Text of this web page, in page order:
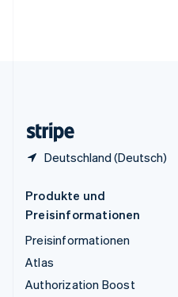
Deutschland (Deutsch)
Produkte und
Preisinformationen
Preisinformationen
Atlas
Authorization Boost